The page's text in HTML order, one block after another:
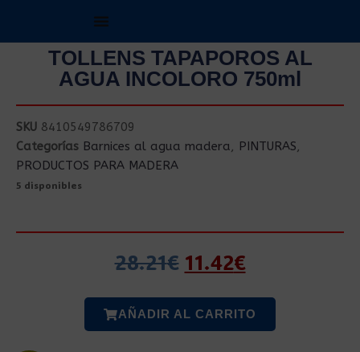
TOLLENS TAPAPOROS AL
AGUA INCOLORO 750ml
SKU 8410549786709
Categorías Barnices al agua madera, PINTURAS,
PRODUCTOS PARA MADERA
5 disponibles
28.21€ 11.42€
AÑADIR AL CARRITO